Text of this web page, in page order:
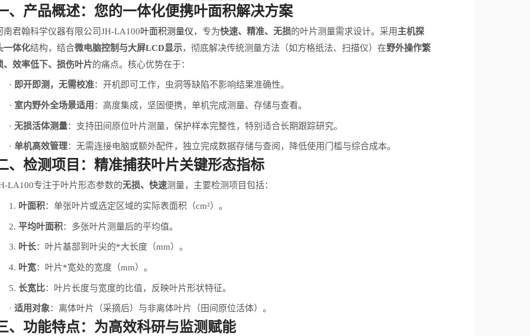
、 产品概述：您的一体化便携叶面积解决方案
南君翰科学仪器有限公司JH-LA100叶面积测量仪，专为快速、精准、无损的叶片测量需求设计。采用主机探
一体化结构，结合微电脑控制与大屏LCD显示，彻底解决传统测量方法（如方格纸法、扫描仪）在野外操作繁
、效率低下、损伤叶片的痛点。核心优势在于：
· 即开即测，无需校准：开机即可工作，虫洞等缺陷不影响结果准确性。
· 室内野外全场景适用 ：高度集成，坚固便携，单机完成测量、存储与查看。
· 无损活体测量：支持田间原位叶片测量，保护样本完整性，特别适合长期跟踪研究。
· 单机高效管理：无需连接电脑或额外配件，独立完成数据存储与查阅，降低使用门槛与综合成本。
、检测项目：精准捕获叶片关键形态指标
LA100专注于叶片形态参数的无损、快速测量，主要检测项目包括：
1. 叶面积：单张叶片或选定区域的实际表面积（cm²）。
2. 平均叶面积：多张叶片测量后的平均值。
3. 叶长：叶片基部到叶尖的*大长度（mm）。
4. 叶宽：叶片*宽处的宽度（mm）。
5. 长宽比：叶片长度与宽度的比值，反映叶片形状特征。
· 适用对象：离体叶片（采摘后）与非离体叶片（田间原位活体）。
、功能特点：为高效科研与监测赋能